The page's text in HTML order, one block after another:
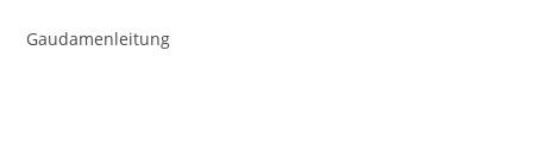
Gaudamenleitung